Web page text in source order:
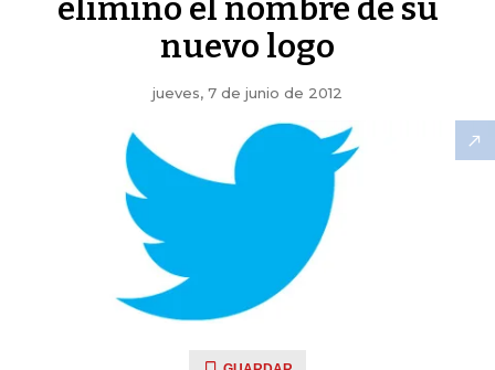
eliminó el nombre de su
nuevo logo
jueves, 7 de junio de 2012